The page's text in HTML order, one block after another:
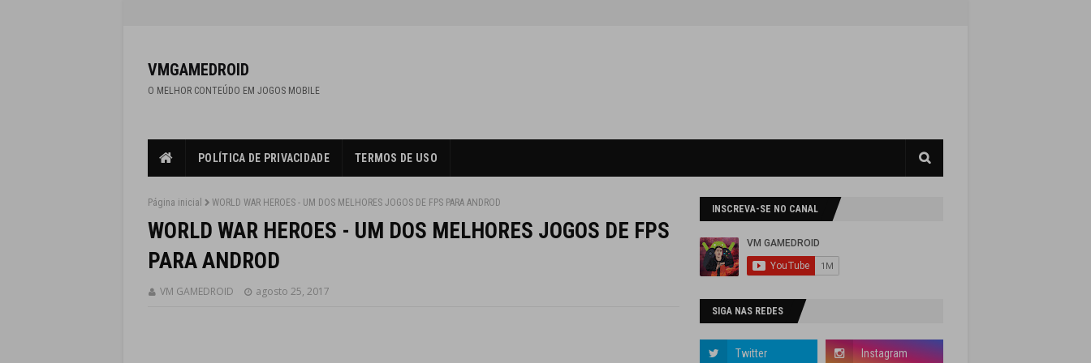
VMGAMEDROID
O MELHOR CONTEÚDO EM JOGOS MOBILE
POLÍTICA DE PRIVACIDADE TERMOS DE USO
Página inicial WORLD WAR HEROES - UM DOS MELHORES JOGOS DE FPS PARA ANDROD
WORLD WAR HEROES - UM DOS MELHORES JOGOS DE FPS
PARA ANDROD
VM GAMEDROID agosto 25, 2017
INSCREVA-SE NO CANAL
SIGA NAS REDES